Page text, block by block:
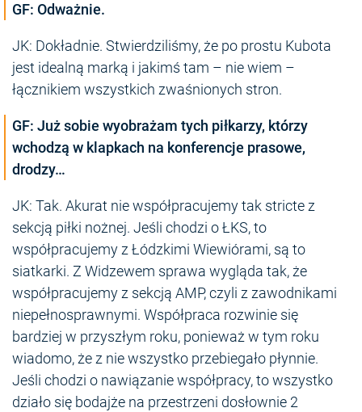
GF: Odważnie.
JK: Dokładnie. Stwierdziliśmy, że po prostu Kubota
jest idealną marką i jakimś tam – nie wiem –
łącznikiem wszystkich zwaśnionych stron.
GF: Już sobie wyobrażam tych piłkarzy, którzy
wchodzą w klapkach na konferencje prasowe,
drodzy…
JK: Tak. Akurat nie współpracujemy tak stricte z
sekcją piłki nożnej. Jeśli chodzi o ŁKS, to
współpracujemy z Łódzkimi Wiewiórami, są to
siatkarki. Z Widzewem sprawa wygląda tak, że
współpracujemy z sekcją AMP, czyli z zawodnikami
niepełnosprawnymi. Współpraca rozwinie się
bardziej w przyszłym roku, ponieważ w tym roku
wiadomo, że z nie wszystko przebiegało płynnie.
Jeśli chodzi o nawiązanie współpracy, to wszystko
działo się bodajże na przestrzeni dosłownie 2